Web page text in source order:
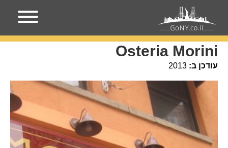
עמוד הבית מקומות בניו-יורק
Osteria Morini
עודכן ב: 2013